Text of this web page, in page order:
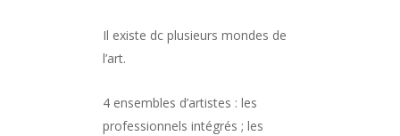
Il existe dc plusieurs mondes de
l’art.
4 ensembles d’artistes : les
professionnels intégrés ; les